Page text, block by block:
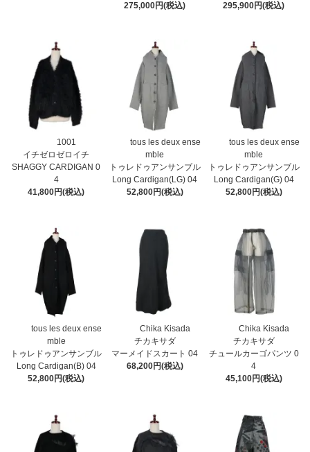
275,000円(税込)
295,900円(税込)
1001
イチゼロゼロイチ
SHAGGY CARDIGAN 0
4
41,800円(税込)
tous les deux ense
mble
トゥレドゥアンサンブル
Long Cardigan(LG) 04
52,800円(税込)
tous les deux ense
mble
トゥレドゥアンサンブル
Long Cardigan(G) 04
52,800円(税込)
tous les deux ense
mble
トゥレドゥアンサンブル
Long Cardigan(B) 04
52,800円(税込)
Chika Kisada
チカキサダ
マーメイドスカート 04
68,200円(税込)
Chika Kisada
チカキサダ
チュールカーゴパンツ 0
4
45,100円(税込)